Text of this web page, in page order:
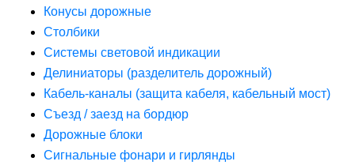
Конусы дорожные
Столбики
Системы световой индикации
Делиниаторы (разделитель дорожный)
Кабель-каналы (защита кабеля, кабельный мост)
Съезд / заезд на бордюр
Дорожные блоки
Сигнальные фонари и гирлянды